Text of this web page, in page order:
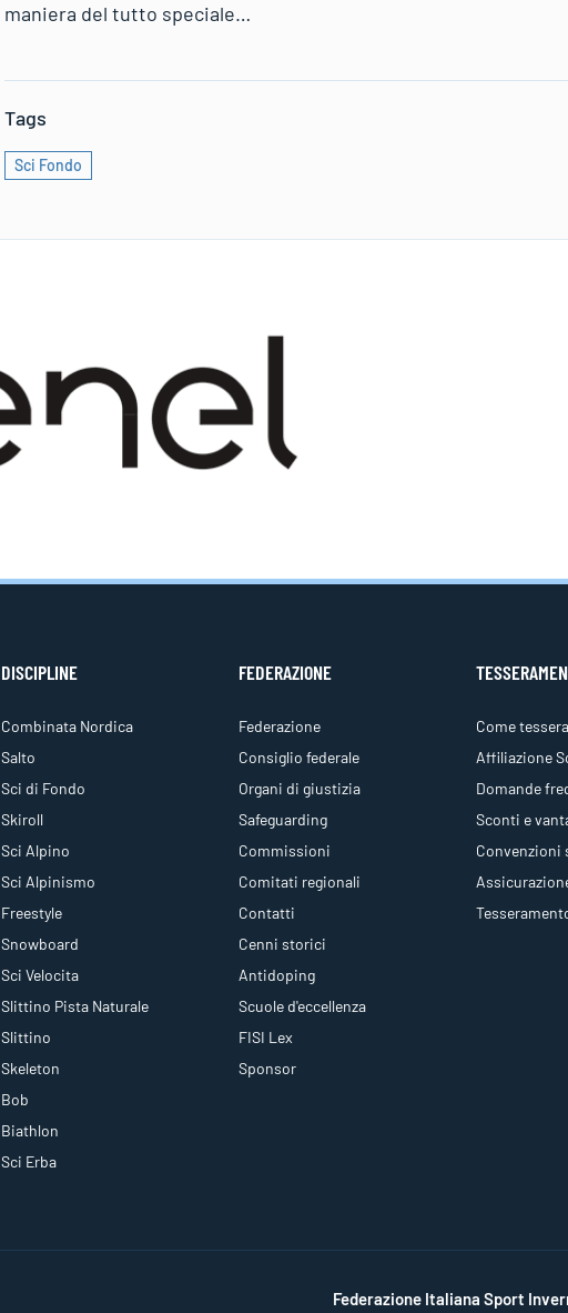
maniera del tutto speciale…
Tags
Sci Fondo
DISCIPLINE
Combinata Nordica
Salto
Sci di Fondo
Skiroll
Sci Alpino
Sci Alpinismo
Freestyle
Snowboard
Sci Velocita
Slittino Pista Naturale
Slittino
Skeleton
Bob
Biathlon
Sci Erba
FEDERAZIONE
Federazione
Consiglio federale
Organi di giustizia
Safeguarding
Commissioni
Comitati regionali
Contatti
Cenni storici
Antidoping
Scuole d'eccellenza
FISI Lex
Sponsor
Come
Affiliazione
Domande
Sconti e
Convenzioni
Federazione Italiana Sport